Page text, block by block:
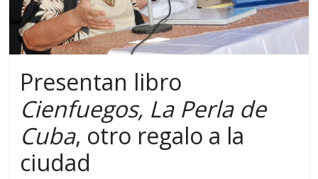
Presentan libro
Cienfuegos, La Perla de
Cuba, otro regalo a la
ciudad